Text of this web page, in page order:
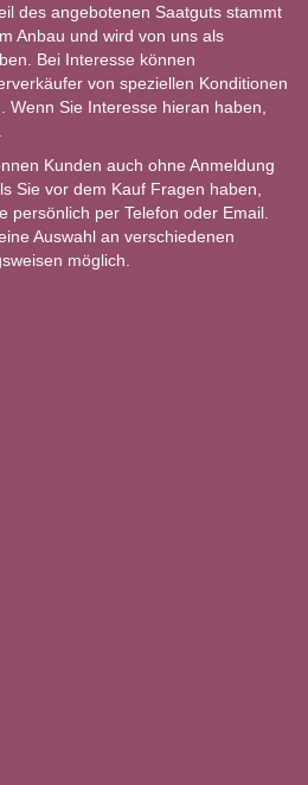
des angebotenen Saatguts stammt
Anbau und wird von uns als
Bei Interesse können
von speziellen Konditionen
Wenn Sie Interesse hieran haben,
Kunden auch ohne Anmeldung
Sie vor dem Kauf Fragen haben,
persönlich per Telefon oder Email.
Auswahl an verschiedenen
möglich.